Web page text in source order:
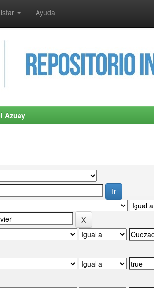
Ayuda
Azuay